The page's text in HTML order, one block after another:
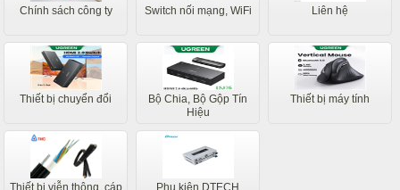
Chính sách công ty Switch nối mạng, WiFi Liên hệ
Thiết bị chuyển đổi
Bộ Chia, Bộ Gộp Tín
Hiệu
Thiết bị máy tính
Thiết bị viễn thông, cáp
Phụ kiện DTECH